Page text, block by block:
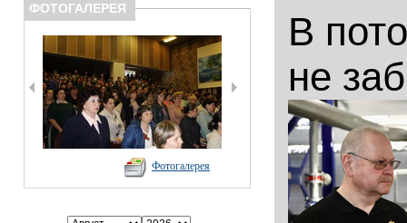
ФОТОГАЛЕРЕЯ
Фотогалерея
В
не